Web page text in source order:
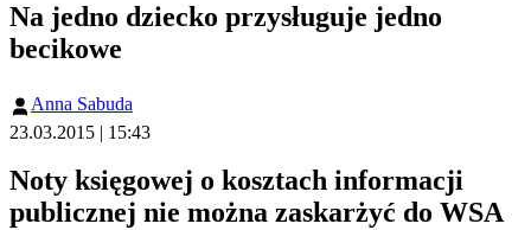
Na jedno dziecko przysługuje jedno
becikowe
Anna Sabuda
23.03.2015 | 15:43
Noty księgowej o kosztach informacji
publicznej nie można zaskarżyć do WSA